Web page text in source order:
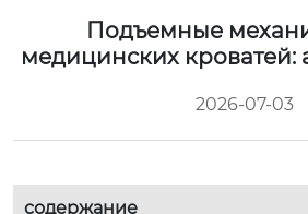
Подъемные
медицинских кроватей:
2026-07-03
содержание